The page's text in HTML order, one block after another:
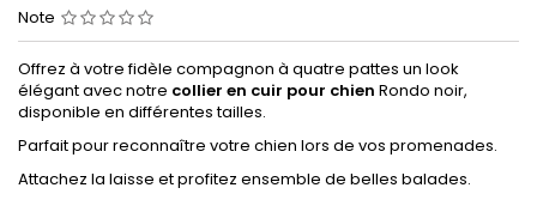
Note
Offrez à votre fidèle compagnon à quatre pattes un look
élégant avec notre collier en cuir pour chien Rondo noir,
disponible en différentes tailles.
Parfait pour reconnaître votre chien lors de vos promenades.
Attachez la laisse et profitez ensemble de belles balades.